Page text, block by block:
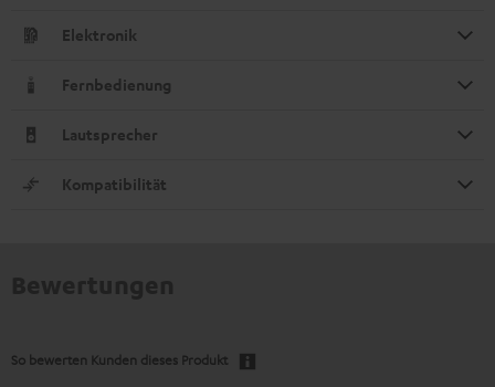
Elektronik
Fernbedienung
Lautsprecher
Kompatibilität
So bewerten Kunden dieses Produkt